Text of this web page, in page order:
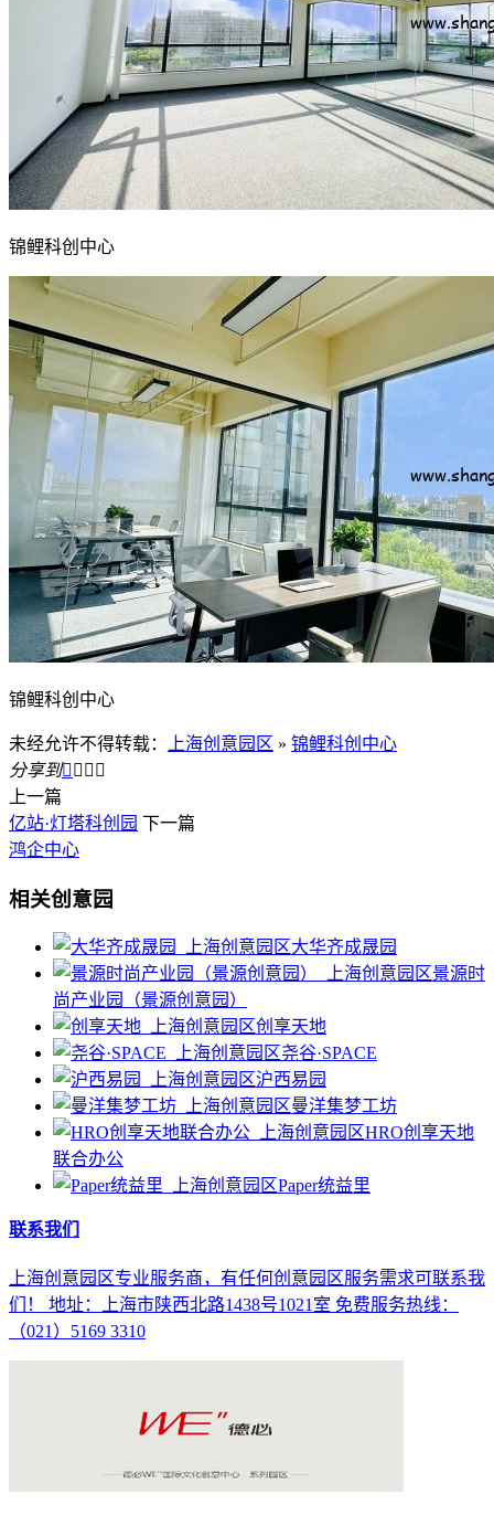
锦鲤科创中心
锦鲤科创中心
未经允许不得转载： 上海创意园区 » 锦鲤科创中心
分享到   
上一篇
亿站·灯塔科创园 下一篇
鸿企中心
相关创意园
大华齐成晟园
景源时
尚产业园（景源创意园）
创享天地
尧谷·SPACE
沪西易园
曼洋集梦工坊
HRO创享天地
联合办公
Paper统益里
联系我们
上海创意园区专业服务商，有任何创意园区服务需求可联系我
们！ 地址：上海市陕西北路1438号1021室 免费服务热线：
（021）5169 3310